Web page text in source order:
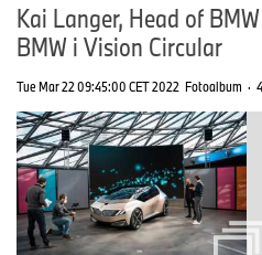
Kai Langer, Head of
BMW i Vision Circular
Tue Mar 22 09:45:00 CET 2022 Fotoalbum ·